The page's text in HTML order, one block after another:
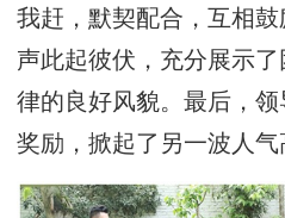
我赶，默契配合，互相
声此起彼伏，充分展示
律的良好风貌。最后，
奖励，掀起了另一波人气